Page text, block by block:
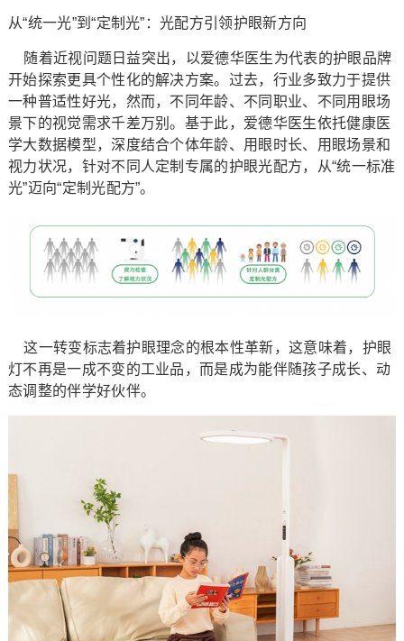
从“统一光”到“定制光”：光配方引领护眼新方向
随着近视问题日益突出，以爱德华医生为代表的护眼品牌
开始探索更具个性化的解决方案。过去，行业多致力于提供
一种普适性好光，然而，不同年龄、不同职业、不同用眼场
景下的视觉需求千差万别。基于此，爱德华医生依托健康医
学大数据模型，深度结合个体年龄、用眼时长、用眼场景和
视力状况，针对不同人定制专属的护眼光配方，从“统一标准
光”迈向“定制光配方”。
这一转变标志着护眼理念的根本性革新，这意味着，护眼
灯不再是一成不变的工业品，而是成为能伴随孩子成长、动
态调整的伴学好伙伴。